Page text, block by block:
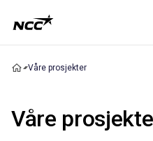
Våre prosjekter
Våre